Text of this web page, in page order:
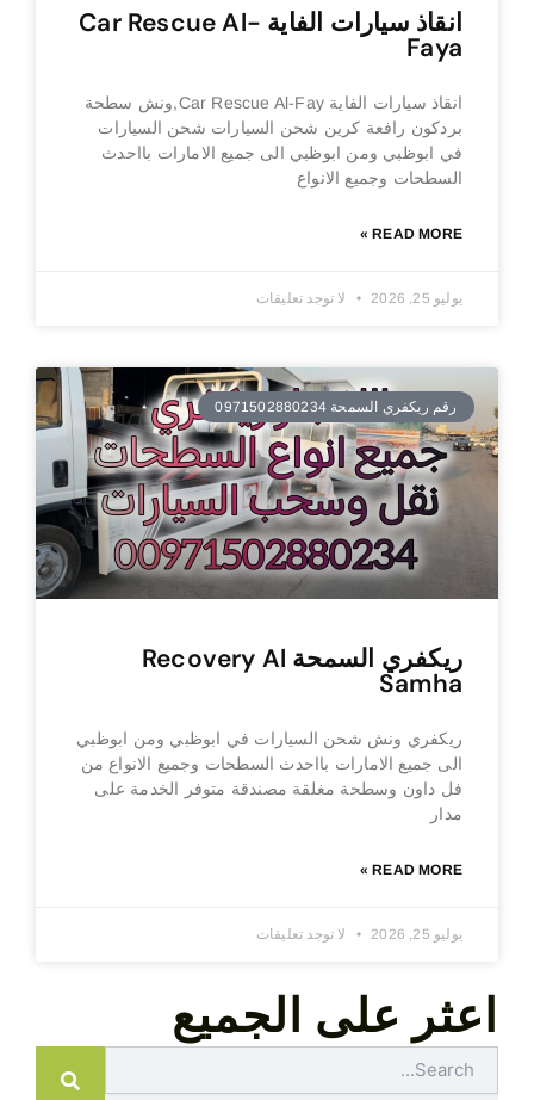
انقاذ سيارات الفاية Car Rescue Al-
Faya
انقاذ سيارات الفاية Car Rescue Al-Fay,ونش سطحة
بردكون رافعة كرين شحن السيارات شحن السيارات
في ابوظبي ومن ابوظبي الى جميع الامارات بااحدث
السطحات وجميع الانواع
READ MORE »
يوليو 25, 2026 لا توجد تعليقات
رقم ريكفري السمحة 0971502880234
ريكفري السمحة Recovery Al
Samha
ريكفري ونش شحن السيارات في ابوظبي ومن ابوظبي
الى جميع الامارات بااحدث السطحات وجميع الانواع من
فل داون وسطحة مغلقة مصندقة متوفر الخدمة على
مدار
READ MORE »
يوليو 25, 2026 لا توجد تعليقات
اعثر على الجميع